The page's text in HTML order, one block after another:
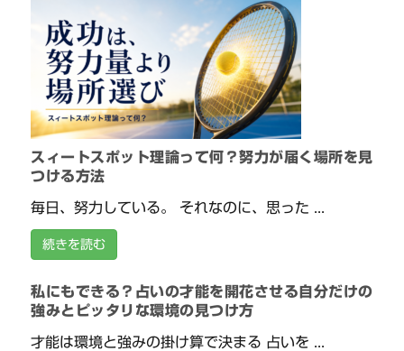
スィートスポット理論って何？努力が届く場所を見
つける方法
毎日、努力している。 それなのに、思った ...
続きを読む
私にもできる？占いの才能を開花させる自分だけの
強みとピッタリな環境の見つけ方
才能は環境と強みの掛け算で決まる 占いを ...